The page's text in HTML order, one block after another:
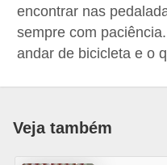
encontrar nas
sempre com
andar de bicicleta e o
Veja também
a
B
e